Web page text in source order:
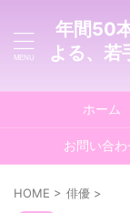
年間50
よる、若
ホーム
お問い合わ
HOME > 俳優 >